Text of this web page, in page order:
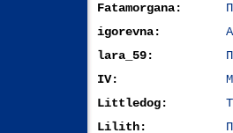
Fatamorgana:
igorevna:
lara_59:
IV:
Littledog:
Lilith: